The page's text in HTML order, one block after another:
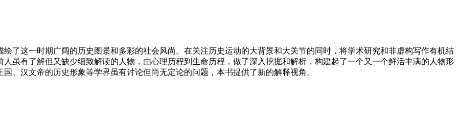
了这一时期广阔的历史图景和多彩的社会风尚。在关注历史运动的大背景和大关节的同时，将学术研究和非虚构写作有机结
虽有了解但又缺少细致解读的人物，由心理历程到生命历程，做了深入挖掘和解析，构建起了一个又一个鲜活丰满的人物形
、汉文帝的历史形象等学界虽有讨论但尚无定论的问题，本书提供了新的解释视角。